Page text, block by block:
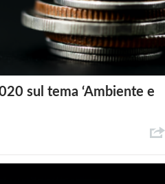
sul tema ‘Ambiente e